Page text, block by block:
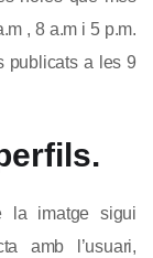
, 8 a.m i 5 p.m.
publicats a les 9
la imatge sigui
amb l’usuari,